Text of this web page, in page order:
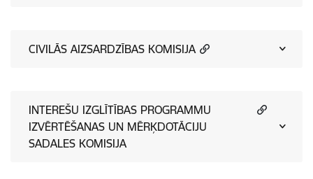
CIVILĀS AIZSARDZĪBAS KOMISIJA
INTEREŠU IZGLĪTĪBAS PROGRAMMU
IZVĒRTĒŠANAS UN MĒRĶDOTĀCIJU
SADALES KOMISIJA